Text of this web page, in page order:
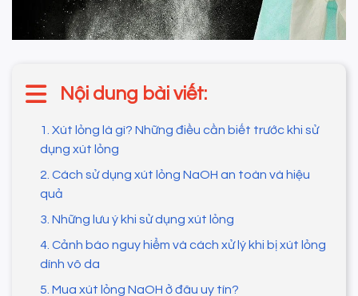
Nội dung bài viết:
1. Xút lỏng là gì? Những điều cần biết trước khi sử
dụng xút lỏng
2. Cách sử dụng xút lỏng NaOH an toàn và hiệu
quả
3. Những lưu ý khi sử dụng xút lỏng
4. Cảnh báo nguy hiểm và cách xử lý khi bị xút lỏng
dính vô da
5. Mua xút lỏng NaOH ở đâu uy tín?